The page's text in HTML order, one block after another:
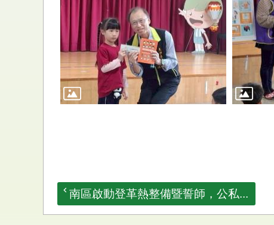
南區啟動登革熱整備暨誓師，公私...